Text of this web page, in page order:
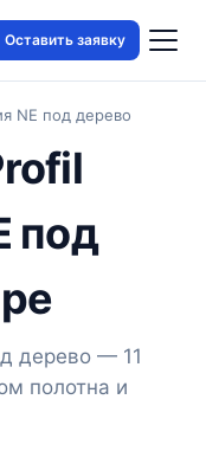
Оставить заявку
NE под дерево
под
дерево — 11
полотна и